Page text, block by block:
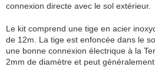
connexion directe avec le sol extérieur.
Le kit comprend une tige en acier
de 12m. La tige est enfoncée dans le
une bonne connexion électrique à la
2mm de diamètre et peut